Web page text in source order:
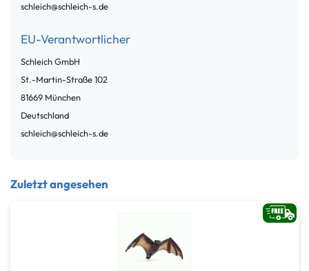
schleich@schleich-s.de
EU-Verantwortlicher
Schleich GmbH
St.-Martin-Straße102
81669 München
Deutschland
schleich@schleich-s.de
Zuletzt angesehen